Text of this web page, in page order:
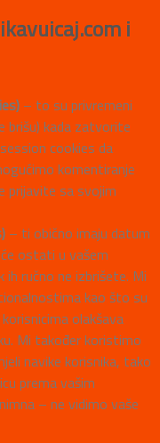
i
– to su privremeni
brišu) kada zatvorite
cookies da
komentiranje
prijavite sa svojim
– ti obično imaju datum
ostati u vašem
ih ručno ne izbrišete. Mi
kao što su
olakšava
Mi također koristimo
navike korisnika, tako
prema vašim
– ne vidimo vaše